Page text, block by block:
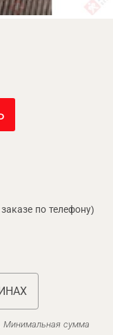
по телефону)
Минимальная сумма